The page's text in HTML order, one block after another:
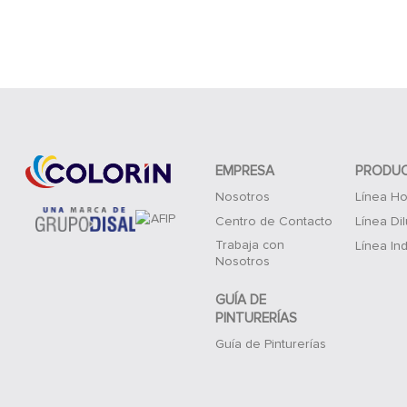
EMPRESA
Nosotros
Centro de Contacto
Trabaja con
Nosotros
GUÍA DE
PINTURERÍAS
Guía de Pinturerías
Línea
Línea
Línea